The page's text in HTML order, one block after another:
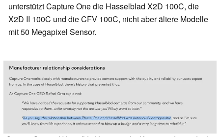
unterstützt Capture One die Hasselblad X2D 100C, die
X2D II 100C und die CFV 100C, nicht aber ältere Modelle
mit 50 Megapixel Sensor.